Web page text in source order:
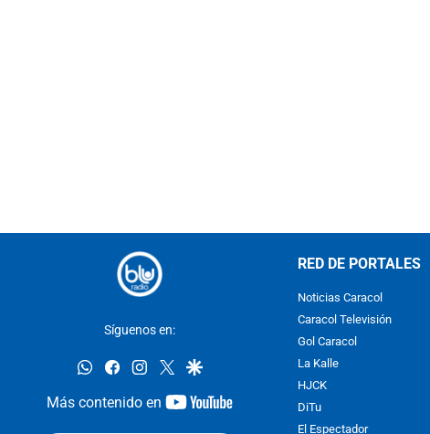
Síguenos en:
whatsappfacebookinstagram
twittergoogle
Más contenido en
youtube-
RED DE PORTALES
Noticias Caracol
Caracol Televisión
Gol Caracol
La Kalle
HJCK
DiTu
El Espectador